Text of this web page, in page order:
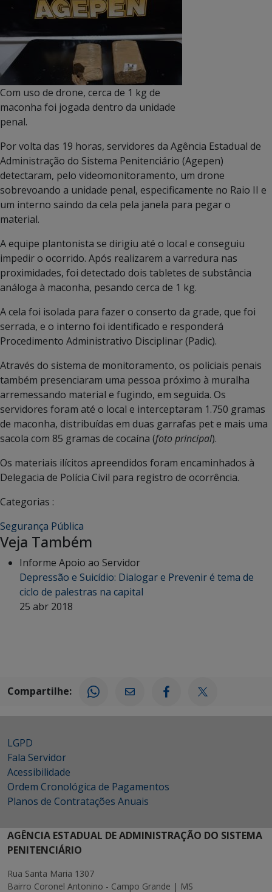
Com uso de drone, cerca de 1 kg de
maconha foi jogada dentro da unidade
penal.
Por volta das 19 horas, servidores da Agência Estadual de
Administração do Sistema Penitenciário (Agepen)
detectaram, pelo videomonitoramento, um drone
sobrevoando a unidade penal, especificamente no Raio II e
um interno saindo da cela pela janela para pegar o
material.
A equipe plantonista se dirigiu até o local e conseguiu
impedir o ocorrido. Após realizarem a varredura nas
proximidades, foi detectado dois tabletes de substância
análoga à maconha, pesando cerca de 1 kg.
A cela foi isolada para fazer o conserto da grade, que foi
serrada, e o interno foi identificado e responderá
Procedimento Administrativo Disciplinar (Padic).
Através do sistema de monitoramento, os policiais penais
também presenciaram uma pessoa próximo à muralha
arremessando material e fugindo, em seguida. Os
servidores foram até o local e interceptaram 1.750 gramas
de maconha, distribuídas em duas garrafas pet e mais uma
sacola com 85 gramas de cocaína (foto principal).
Os materiais ilícitos apreendidos foram encaminhados à
Delegacia de Polícia Civil para registro de ocorrência.
Categorias :
Segurança Pública
Veja Também
Informe Apoio ao Servidor
Depressão e Suicídio: Dialogar e Prevenir é tema de
ciclo de palestras na capital
25 abr 2018
Compartilhe:
LGPD
Fala Servidor
Acessibilidade
Ordem Cronológica de Pagamentos
Planos de Contratações Anuais
AGÊNCIA ESTADUAL DE ADMINISTRAÇÃO DO SISTEMA
PENITENCIÁRIO
Rua Santa Maria 1307
Bairro Coronel Antonino - Campo Grande | MS